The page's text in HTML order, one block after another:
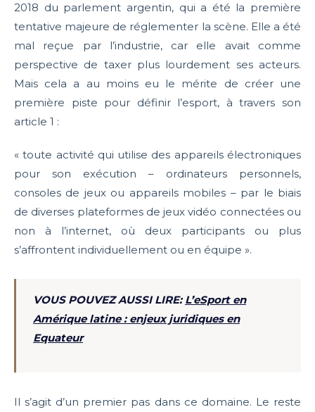
2018 du parlement argentin, qui a été la première
tentative majeure de réglementer la scène. Elle a été
mal reçue par l’industrie, car elle avait comme
perspective de taxer plus lourdement ses acteurs.
Mais cela a au moins eu le mérite de créer une
première piste pour définir l’esport, à travers son
article 1 :
« toute activité qui utilise des appareils électroniques
pour son exécution – ordinateurs personnels,
consoles de jeux ou appareils mobiles – par le biais
de diverses plateformes de jeux vidéo connectées ou
non à l’internet, où deux participants ou plus
s’affrontent individuellement ou en équipe ».
VOUS POUVEZ AUSSI LIRE: L’eSport en
Amérique latine : enjeux juridiques en
Equateur
Il s’agit d’un premier pas dans ce domaine. Le reste